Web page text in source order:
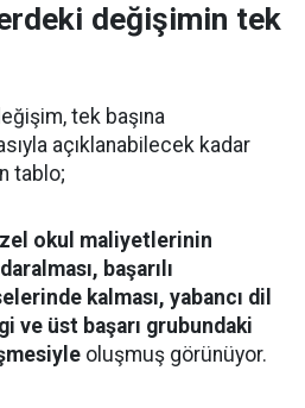
değişimin tek
tek başına
açıklanabilecek kadar
tablo;
okul maliyetlerinin
başarılı
kalması, yabancı dil
ve üst başarı grubundaki
oluşmuş görünüyor.